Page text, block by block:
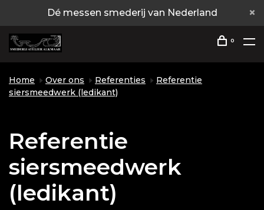
Dé messen smederij van Nederland
0
Home Over ons Referenties
Referentie
siersmeedwerk (ledikant)
Referentie
siersmeedwerk
(ledikant)